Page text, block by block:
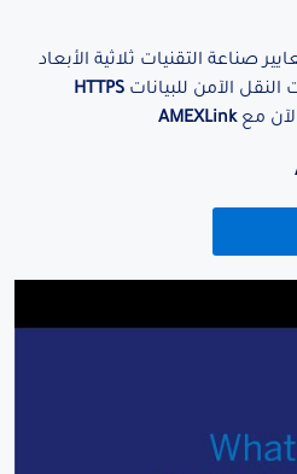
صناعة التقنيات ثلاثية الأبعاد
HTTPS
معAMEXLink